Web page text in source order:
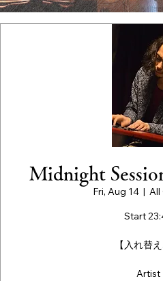
Midnight
Fri, Aug 14
  |
All
Start
【入れ替
Artist